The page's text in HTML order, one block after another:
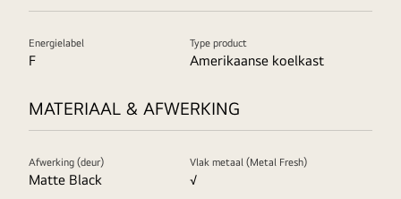
Energielabel
F
Type product
Amerikaanse koelkast
MATERIAAL & AFWERKING
Afwerking (deur)
Matte Black
Vlak metaal (Metal Fresh)
√